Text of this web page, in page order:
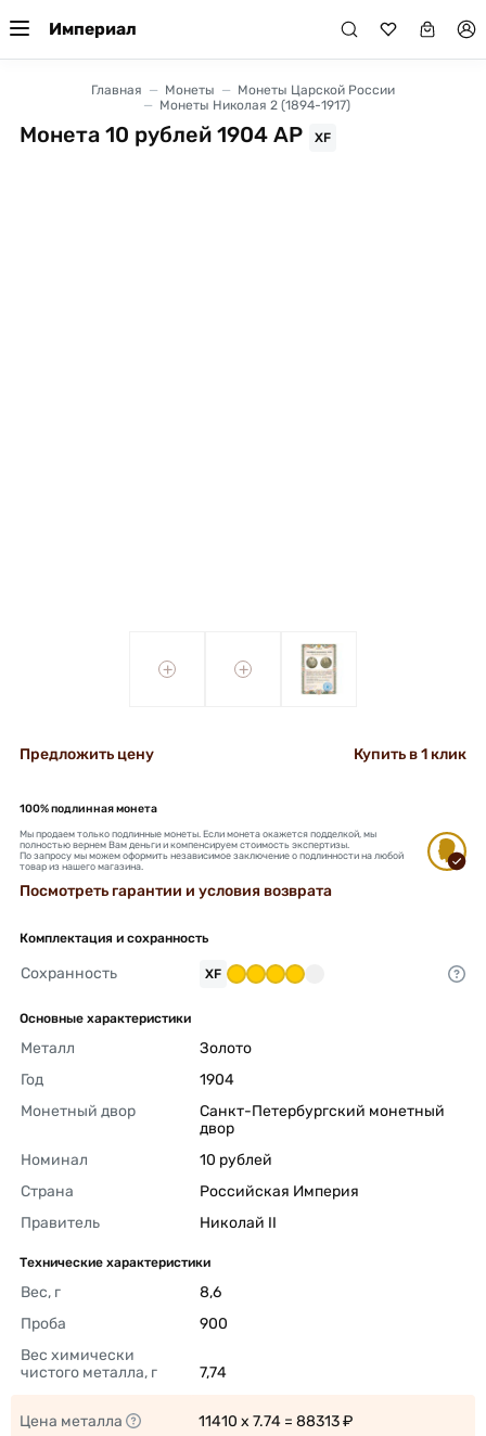
Империал
Главная Монеты
Монеты Царской России
Монеты Николая 2 (1894-1917)
Монета 10 рублей 1904 АР XF
+ +
Предложить цену Купить в 1 клик
100% подлинная монета
Мы продаем только подлинные монеты. Если монета окажется подделкой, мы
полностью вернем Вам деньги и компенсируем стоимость экспертизы.
По запросу мы можем оформить независимое заключение о подлинности на любой
товар из нашего магазина.
Посмотреть гарантии и условия возврата
Комплектация и сохранность
Сохранность XF
Основные характеристики
Металл
Золото
Год
1904
Монетный двор
Санкт-Петербургский монетный
двор
Номинал
10 рублей
Страна
Российская Империя
Правитель
Николай II
Технические характеристики
Вес, г
8,6
Проба
900
Вес химически
чистого металла, г
7,74
Цена металла 11410 x 7.74 = 88313 ₽